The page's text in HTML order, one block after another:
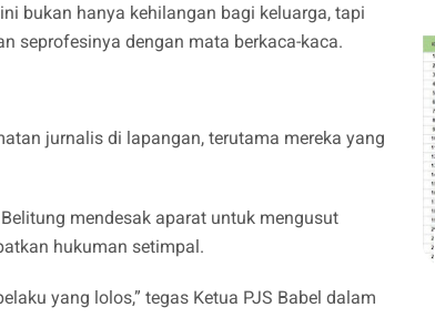
bukan hanya kehilangan bagi keluarga, tapi
seprofesinya dengan mata berkaca-kaca.
jurnalis di lapangan, terutama mereka yang
mendesak aparat untuk mengusut
hukuman setimpal.
yang lolos,” tegas Ketua PJS Babel dalam